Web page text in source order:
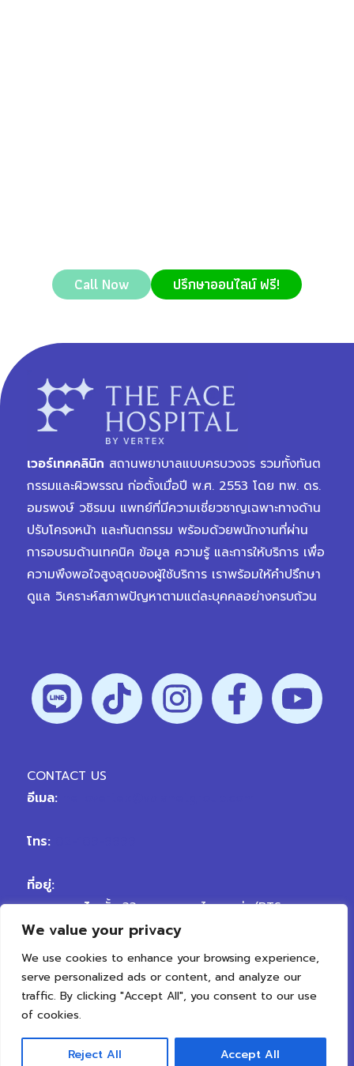
We value your privacy
We use cookies to enhance your browsing experience,
serve personalized ads or content, and analyze our
traffic. By clicking "Accept All", you consent to our use
of cookies.
Reject All Accept All
Call Now ปรึกษาออนไลน์ ฟรี!
เวอร์เทคคลินิก สถานพยาบาลแบบครบวงจร รวมทั้งทันต
กรรมและผิวพรรณ ก่อตั้งเมื่อปี พ.ศ. 2553 โดย ทพ. ดร.
อมรพงษ์ วชิรมน แพทย์ที่มีความเชี่ยวชาญเฉพาะทางด้าน
ปรับโครงหน้า และทันตกรรม พร้อมด้วยพนักงานที่ผ่าน
การอบรมด้านเทคนิค ข้อมูล ความรู้ และการให้บริการ เพื่อ
ความพึงพอใจสูงสุดของผู้ใช้บริการ เราพร้อมให้คำปรึกษา
ดูแล วิเคราะห์สภาพปัญหาตามแต่ละบุคคลอย่างครบถ้วน
CONTACT US
อีเมล:
โทร:
ที่อยู่:
สาขา พญาไทชั้น 33 อาคารพญาไทพลาซ่า (BTS
พญาไท) ถนนพญาไท เขตราชเทวี กรุงเทพมหานคร
10400
สาขา เจริญนครถนนเจริญนคร ตรงข้ามซอยเจริญนคร
50 แขวงสำเหร่ เขตธนบุรี กรุงเทพมหานคร 10600